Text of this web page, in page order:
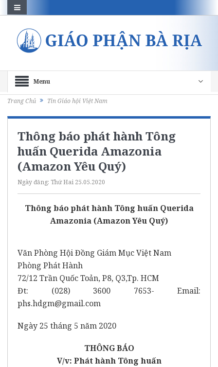
Menu
Trang Chủ Tin Giáo hội Việt Nam
Thông báo phát hành Tông
huấn Querida Amazonia
(Amazon Yêu Quý)
Ngày đăng: Thứ Hai 25.05.2020
Thông báo phát hành Tông huấn Querida
Amazonia (Amazon Yêu Quý)
Văn Phòng Hội Đồng Giám Mục Việt Nam
Phòng Phát Hành
72/12 Trần Quốc Toản, P8, Q3,Tp. HCM
Đt: (028) 3600 7653- Email:
phs.hdgm@gmail.com
Ngày 25 tháng 5 năm 2020
THÔNG BÁO
V/v: Phát hành Tông huấn